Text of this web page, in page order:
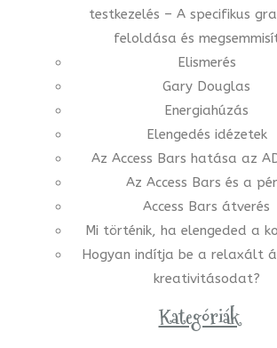
testkezelés – A specifikus
feloldása és
Elismerés
Gary Douglas
Energiahúzás
Elengedés idézetek
Az Access Bars hatása az
Az Access Bars és a
Access Bars átverés
Mi történik, ha elengeded a
Hogyan indítja be a relaxált
kreativitásodat?
Kategóriák